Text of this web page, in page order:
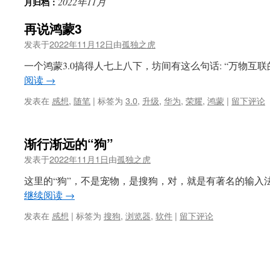
文
再说鸿蒙3
发表于2022年11月12日由孤独之虎
一个鸿蒙3.0搞得人七上八下，坊间有这么句话: “万物互
阅读 →
发表在 感想, 随笔 | 标签为 3.0, 升级, 华为, 荣耀, 鸿蒙 | 留下评论
渐行渐远的“狗”
发表于2022年11月1日由孤独之虎
这里的“狗”，不是宠物，是搜狗，对，就是有著名的输
继续阅读 →
发表在 感想 | 标签为 搜狗, 浏览器, 软件 | 留下评论